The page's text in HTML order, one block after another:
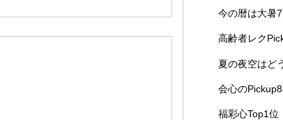
今の暦は大暑
高齢者レク
夏の夜空はど
会心の
福彩心Top1位